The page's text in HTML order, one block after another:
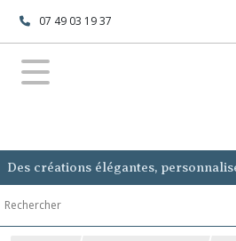
07 49 03 19 37
Des créations élégantes,